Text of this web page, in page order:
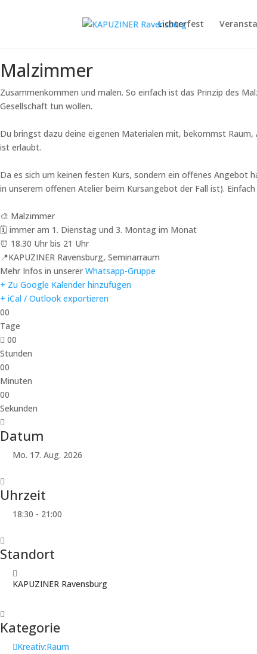
Lichterfest
Malzimmer
Zusammenkommen und malen. So einfach ist das Prinzip des
Gesellschaft tun wollen.
Du bringst dazu deine eigenen Materialen mit, bekommst
ist erlaubt.
Da es sich um keinen festen Kurs, sondern ein offenes Angebot
in unserem offenen Atelier beim Kursangebot der Fall ist).
🎨 Malzimmer
🗓️ immer am 1. Dienstag und 3. Montag im Monat
⏰ 18.30 Uhr bis 21 Uhr
📍KAPUZINER Ravensburg, Seminarraum
Mehr Infos in unserer Whatsapp-Gruppe
+ Zu Google Kalender hinzufügen
+ iCal / Outlook exportieren
00
Tage
00
Stunden
00
Minuten
00
Sekunden
Datum
Mo. 17. Aug. 2026
Uhrzeit
18:30 - 21:00
Standort
KAPUZINER Ravensburg
Kategorie
Kreativ:Raum